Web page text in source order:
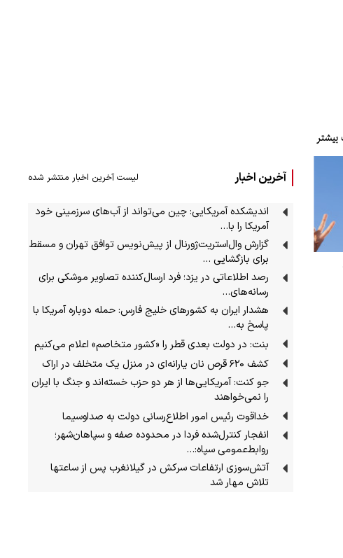
آخرین اخبار لیست آخرین اخبار منتشر شده
اندیشکده آمریکایی: چین می‌تواند از آب‌های سرزمینی خود
آمریکا را با…
گزارش وال‌استریت‌ژورنال از پیش‌نویس توافق تهران و مسقط
برای بازگشایی …
رصد اطلاعاتی در یزد؛ فرد ارسال‌کننده تصاویر موشکی برای
رسانه‌های…
هشدار ایران به کشورهای خلیج فارس: حمله دوباره آمریکا با
پاسخ به…
بنت: در دولت بعدی قطر را «کشور متخاصم» اعلام می‌کنیم
کشف ۶۲۰ قرص نان یارانه‌ای در منزل یک متخلف در اراک
جو کنت: آمریکایی‌ها از هر دو حزب خسته‌اند و جنگ با ایران
را نمی‌خواهند
خداقوت رئیس امور اطلاع‌رسانی دولت به صداوسیما
انفجار کنترل‌شده فردا در محدوده صفه و سپاهان‌شهر؛
روابط‌عمومی سپاه:…
آتش‌سوزی ارتفاعات سرکش در گیلانغرب پس از ساعتها
تلاش مهار شد